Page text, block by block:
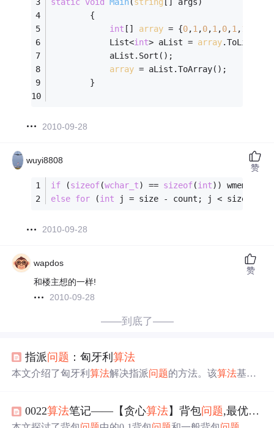
        {
int [] array = {0,1 ,0,1 ,0,1 ,1
            List<
int> aList = array.ToList();
            aList.Sort();
array =
        }
2010-09-28
wuyi8808
if (sizeof(wchar_t) == sizeof(int)) wmemset(
else for (int j = size - count; j < size;
2010-09-28
赞
wapdos
和楼主想的一样!
2010-09-28
赞
——到底了——
指派问题 ：匈牙利算法
本文介绍了匈牙利算法解决指派问题的方法。该算法基于
及求max、人数与工作数不等、一人多事、某人不做某事
等衍生问题的处理方式。
0022算法笔记——【贪心算法】背包问题,最优装载